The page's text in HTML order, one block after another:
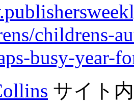
childrens-
busy-year-
サイト